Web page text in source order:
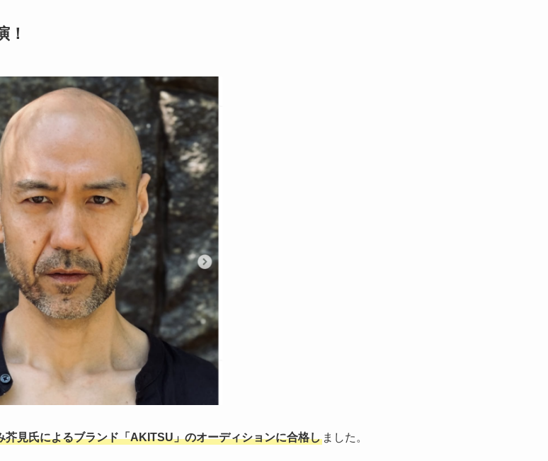
！
芥見氏によるブランド「AKITSU」のオーディションに合格し ました。